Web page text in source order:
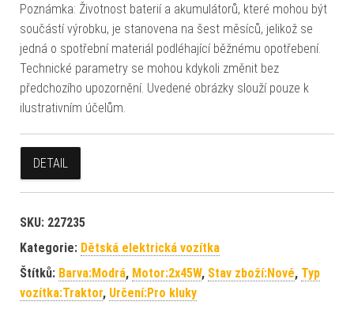
Poznámka: Životnost baterií a akumulátorů, které mohou být
součástí výrobku, je stanovena na šest měsíců, jelikož se
jedná o spotřební materiál podléhající běžnému opotřebení.
Technické parametry se mohou kdykoli změnit bez
předchozího upozornění. Uvedené obrázky slouží pouze k
ilustrativním účelům.
DETAIL
SKU: 227235
Kategorie: Dětská elektrická vozítka
Štítků: Barva:Modrá, Motor:2x45W, Stav zboží:Nové, Typ
vozítka:Traktor, Určení:Pro kluky